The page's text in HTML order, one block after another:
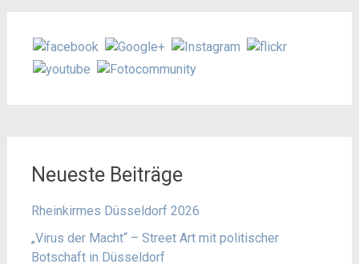
Neueste Beiträge
Rheinkirmes Düsseldorf 2026
„Virus der Macht“ – Street Art mit politischer
Botschaft in Düsseldorf